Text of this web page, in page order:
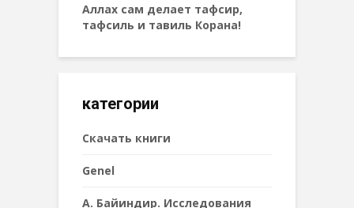
Аллах сам делает тафсир,
тафсиль и тавиль Корана!
категории
Cкачать книги
Genel
А. Байиндир. Исследования